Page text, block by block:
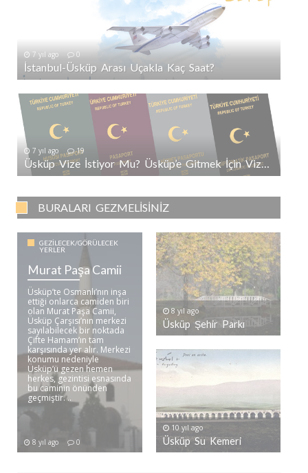
7 yıl ago 0
İstanbul-Üsküp Arası Uçakla Kaç Saat?
7 yıl ago 19
Üsküp Vize İstiyor Mu? Üsküp’e Gitmek İçin Vize Gerekli Mi?
BURALARI GEZMELISINIZ
GEZILECEK/GÖRÜLECEK
YERLER
Murat Paşa Camii
Üsküp’te Osmanlı’nın inşa
ettiği onlarca camiden biri
olan Murat Paşa Camii,
Üsküp Çarşısı’nın merkezi
sayılabilecek bir noktada
Çifte Hamam’ın tam
karşısında yer alır. Merkezi
konumu nedeniyle
Üsküp’ü gezen hemen
herkes, gezintisi esnasında
bu caminin önünden
geçmiştir. ..
8 yıl ago 0
8 yıl ago
Üsküp Şehir Parkı
10 yıl ago
Üsküp Su Kemeri